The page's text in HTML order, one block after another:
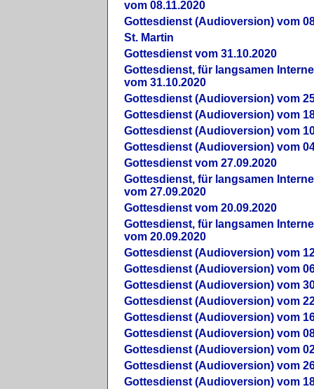
vom 08.11.2020
Gottesdienst (Audioversion) vom
St. Martin
Gottesdienst vom 31.10.2020
Gottesdienst, für langsamen
vom 31.10.2020
Gottesdienst (Audioversion) vom
Gottesdienst (Audioversion) vom
Gottesdienst (Audioversion) vom
Gottesdienst (Audioversion) vom
Gottesdienst vom 27.09.2020
Gottesdienst, für langsamen
vom 27.09.2020
Gottesdienst vom 20.09.2020
Gottesdienst, für langsamen
vom 20.09.2020
Gottesdienst (Audioversion) vom
Gottesdienst (Audioversion) vom
Gottesdienst (Audioversion) vom
Gottesdienst (Audioversion) vom
Gottesdienst (Audioversion) vom
Gottesdienst (Audioversion) vom
Gottesdienst (Audioversion) vom
Gottesdienst (Audioversion) vom
Gottesdienst (Audioversion) vom